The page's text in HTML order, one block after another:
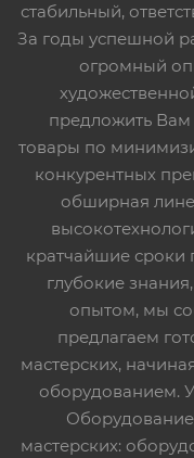
стабильный,
За годы успешной
огромный
предложить
товары по
конкурентных
обширная
кратчайшие сроки
глубокие
опытом, мы
предлагаем
мастерских,
оборудованием.
мастерских: